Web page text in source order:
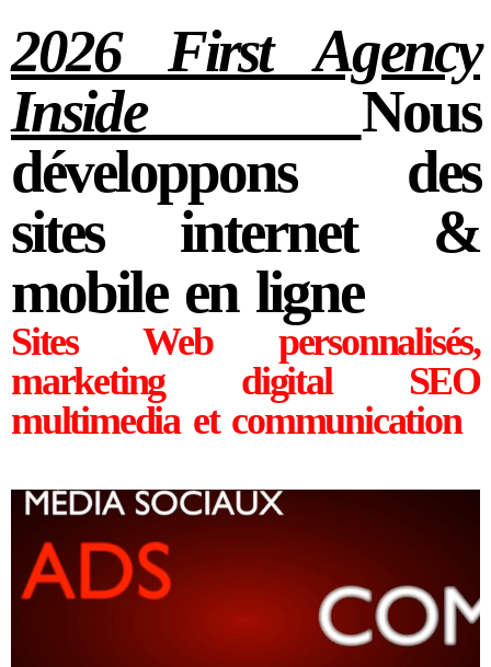
2026 First Agency
Inside Nous
développons des
sites internet &
mobile en ligne
Sites Web personnalisés,
marketing digital SEO
multimedia et communication